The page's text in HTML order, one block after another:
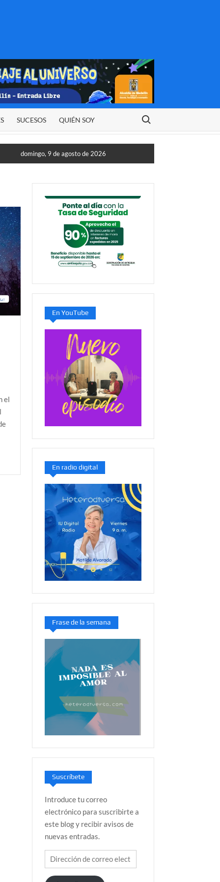
SUCESOS QUIÉN SOY
Buscar:
domingo, 9 de agosto de 2026
el
En YouTube
En radio digital
Frase de la semana
Suscríbete
Introduce tu correo
electrónico para suscribirte a
este blog y recibir avisos de
nuevas entradas.
Dirección
de
correo